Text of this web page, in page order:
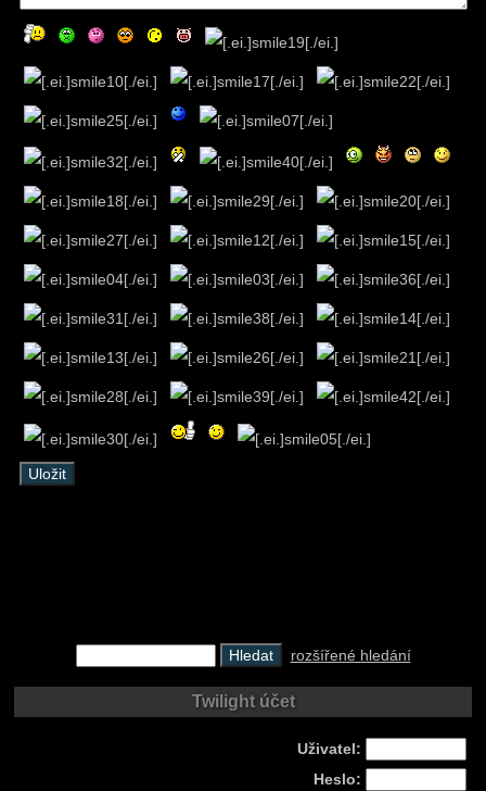
rozšířené hledání
Twilight účet
Uživatel:
Heslo: